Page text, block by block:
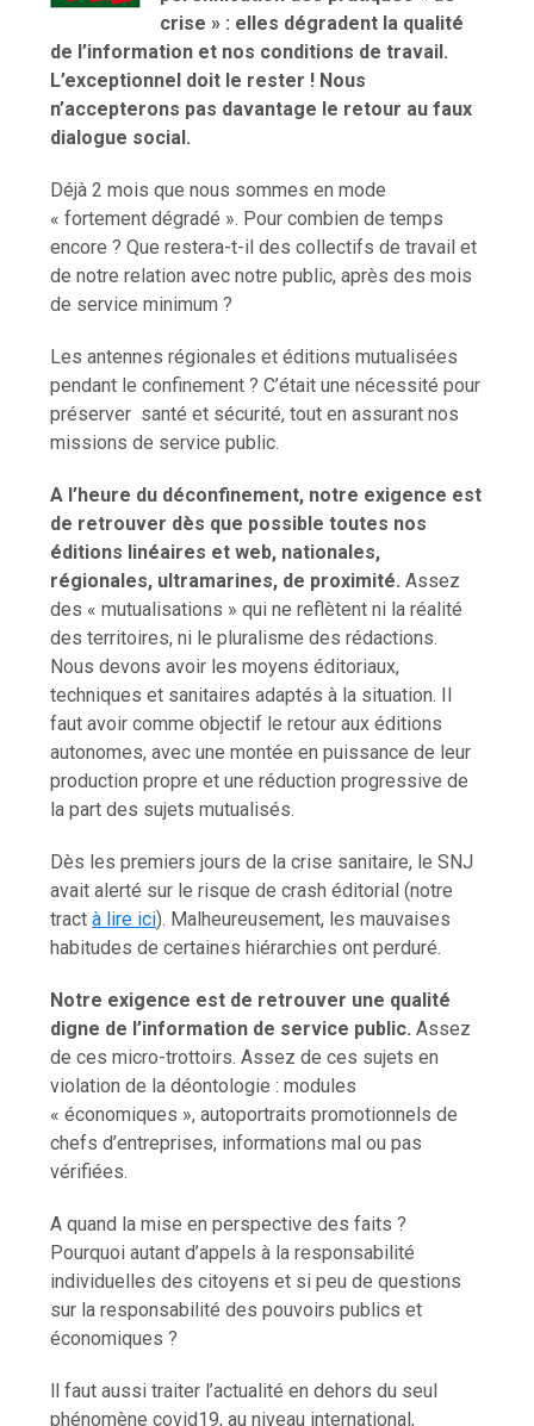
crise » : elles dégradent la qualité
de l’information et nos conditions de travail.
L’exceptionnel doit le rester ! Nous
n’accepterons pas davantage le retour au faux
dialogue social.
Déjà 2 mois que nous sommes en mode
« fortement dégradé ». Pour combien de temps
encore ? Que restera-t-il des collectifs de travail et
de notre relation avec notre public, après des mois
de service minimum ?
Les antennes régionales et éditions mutualisées
pendant le confinement ? C’était une nécessité pour
préserver santé et sécurité, tout en assurant nos
missions de service public.
A l’heure du déconfinement, notre exigence est
de retrouver dès que possible toutes nos
éditions linéaires et web, nationales,
régionales, ultramarines, de proximité. Assez
des « mutualisations » qui ne reflètent ni la réalité
des territoires, ni le pluralisme des rédactions.
Nous devons avoir les moyens éditoriaux,
techniques et sanitaires adaptés à la situation. Il
faut avoir comme objectif le retour aux éditions
autonomes, avec une montée en puissance de leur
production propre et une réduction progressive de
la part des sujets mutualisés.
Dès les premiers jours de la crise sanitaire, le SNJ
avait alerté sur le risque de crash éditorial (notre
tractà lire ici). Malheureusement, les mauvaises
habitudes de certaines hiérarchies ont perduré.
Notre exigence est de retrouver une qualité
digne de l’information de service public. Assez
de ces micro-trottoirs. Assez de ces sujets en
violation de la déontologie : modules
« économiques », autoportraits promotionnels de
chefs d’entreprises, informations mal ou pas
vérifiées.
A quand la mise en perspective des faits ?
Pourquoi autant d’appels à la responsabilité
individuelles des citoyens et si peu de questions
sur la responsabilité des pouvoirs publics et
économiques ?
ll faut aussi traiter l’actualité en dehors du seul
phénomène covid19, au niveau international,